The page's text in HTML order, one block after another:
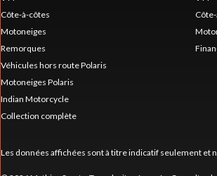
Côte-à-côtes
Motoneiges
Remorques
Véhicules hors route Polaris
Motoneiges Polaris
Indian Motorcycle
Collection complète
Les données affichées sont à titre indicatif seulement et